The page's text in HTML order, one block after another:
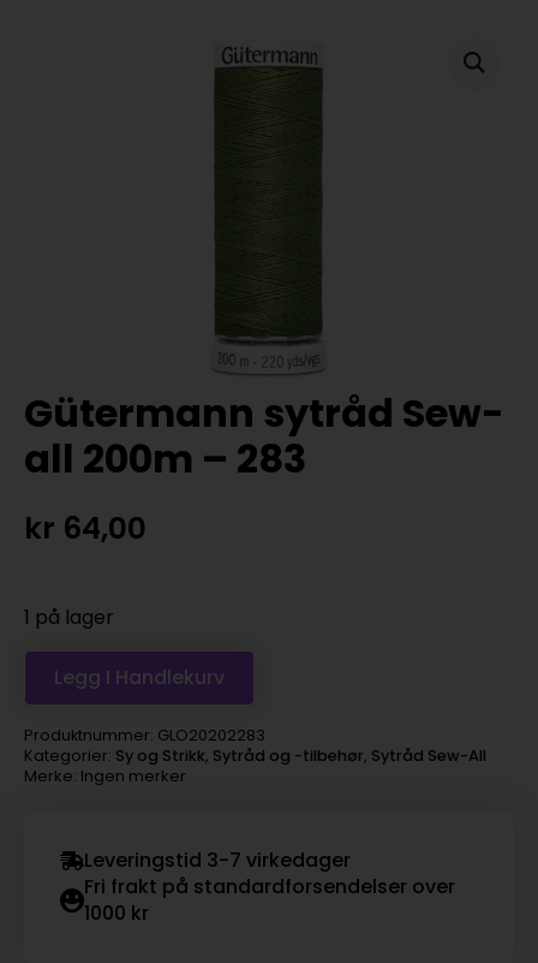
Gütermann sytråd Sew-
all 200m – 283
kr 64,00
1 på lager
Legg I Handlekurv
Produktnummer: GLO20202283
Kategorier: Sy og Strikk, Sytråd og -tilbehør, Sytråd Sew-All
Merke: Ingen merker
Leveringstid 3-7 virkedager
Fri frakt på standardforsendelser over
1000 kr